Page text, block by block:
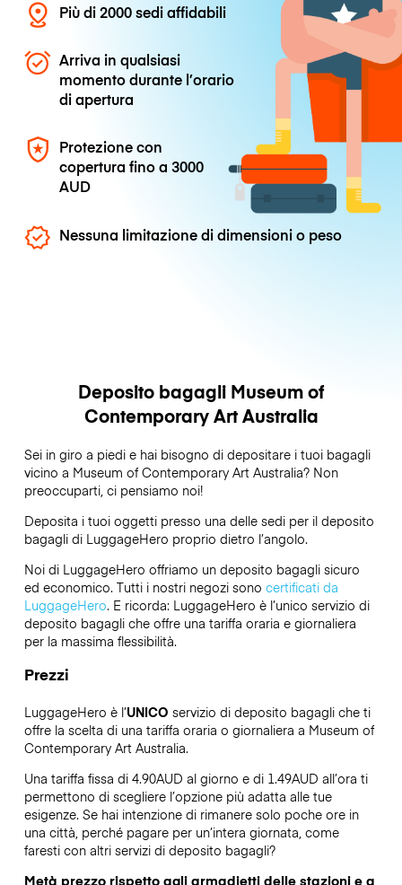
Più di 2000 sedi affidabili
Arriva in qualsiasi
momento durante l’orario
di apertura
Protezione con
copertura fino a3000
AUD
Nessuna limitazione di dimensioni o peso
Deposito bagagli Museum of
Contemporary Art Australia
Sei in giro a piedi e hai bisogno di depositare i tuoi bagagli
vicino a Museum of Contemporary Art Australia? Non
preoccuparti, ci pensiamo noi!
Deposita i tuoi oggetti presso una delle sedi per il deposito
bagagli di LuggageHero proprio dietro l’angolo.
Noi di LuggageHero offriamo un deposito bagagli sicuro
ed economico. Tutti i nostri negozi sono certificati da
LuggageHero. E ricorda: LuggageHero è l’unico servizio di
deposito bagagli che offre una tariffa oraria e giornaliera
per la massima flessibilità.
Prezzi
LuggageHero è l’UNICO servizio di deposito bagagli che ti
offre la scelta di una tariffa oraria o giornaliera a Museum of
Contemporary Art Australia.
Una tariffa fissa di 4.90AUD al giorno e di 1.49AUD all’ora ti
permettono di scegliere l’opzione più adatta alle tue
esigenze. Se hai intenzione di rimanere solo poche ore in
una città, perché pagare per un’intera giornata, come
faresti con altri servizi di deposito bagagli?
Metà prezzo rispetto agli armadietti delle stazioni e a